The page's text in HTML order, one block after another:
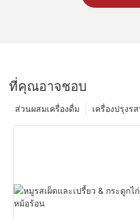
ที่คุณอาจชอบ
เครื่องปรุงร
ส่วนผสมเครื่องดื่ม